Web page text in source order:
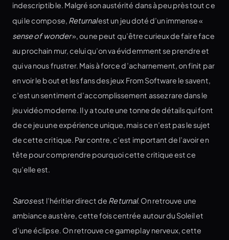
indescriptible. Malgré son austérité dans à peu près tout ce
qui le compose, Returnalest un jeu doté d’un immense «
sense of wonder», ou ne peut qu’être curieux de faire face
au prochain mur, celui qu’on va évidemment se prendre et
qui va nous frustrer. Mais à force d’acharnement, on finit par
en voir le bout et les fans des jeux From Software le savent,
c’est un sentiment d’accomplissement assez rare dans le
jeu vidéo moderne. Il y a toute une tonne de détails qui font
de ce jeu une expérience unique, mais ce n’est pas le sujet
de cette critique. Par contre, c’est important de l’avoir en
tête pour comprendre pourquoi cette critique est ce
qu’elle est.
Sarosest l’héritier direct de Returnal. On retrouve une
ambiance austère, cette fois centrée autour du Soleil et
d’une éclipse. On retrouve ce gameplay nerveux, cette